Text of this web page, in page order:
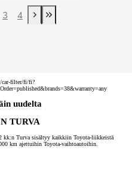
3 4
Next page
Last Page
car-filter/fi/fi?
uudelta
TURVA
kk:n Turva sisältyy kaikkiin Toyota-liikkeistä
km ajettuihin Toyota-vaihtoautoihin.